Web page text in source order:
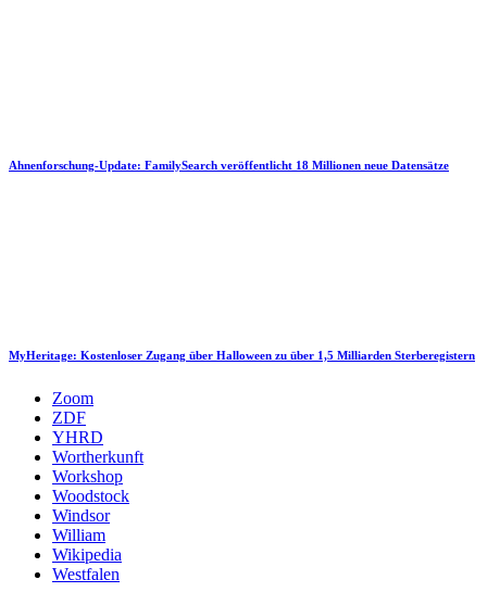
Ahnenforschung-Update: FamilySearch veröffentlicht 18 Millionen neue Datensätze
MyHeritage: Kostenloser Zugang über Halloween zu über 1,5 Milliarden Sterberegistern
Zoom
ZDF
YHRD
Wortherkunft
Workshop
Woodstock
Windsor
William
Wikipedia
Westfalen